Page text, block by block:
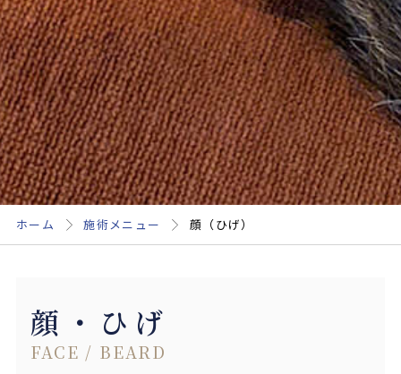
ホーム 施術メニュー 顔（ひげ）
顔・ひげ
FACE / BEARD